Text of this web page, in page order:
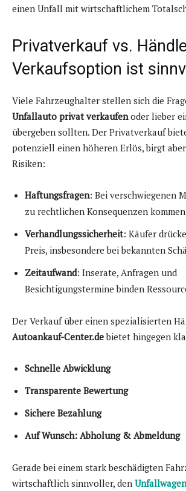
einen Unfall mit wirtschaftlichem
Privatverkauf vs.
Verkaufsoption ist
Viele Fahrzeughalter stellen sich die
Unfallauto privat verkaufenoder lieber
übergeben sollten. Der Privatverkauf
potenziell einen höheren Erlös, birgt
Risiken:
Haftungsfragen: Bei verschwiegenen
zu rechtlichen Konsequenzen
Verhandlungssicherheit: Käufer
Preis, insbesondere bei bekannten
Zeitaufwand: Inserate, Anfragen und
Besichtigungstermine binden
Der Verkauf über einen spezialisierten
Autoankauf-Center.debietet hingegen
Schnelle Abwicklung
Transparente Bewertung
Sichere Bezahlung
Auf Wunsch: Abholung & Abmeldung
Gerade bei einem stark beschädigten
wirtschaftlich sinnvoller, den